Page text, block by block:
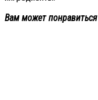
Вам может понравиться